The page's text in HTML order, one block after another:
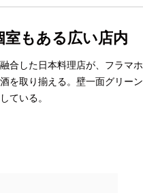
もある広い店内
合した日本料理店が、フラマホ
を取り揃える。壁一面グリーン
ている。